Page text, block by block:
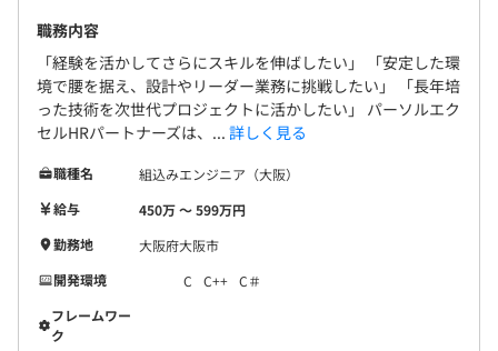
職務内容
「経験を活かしてさらにスキルを伸ばしたい」 「安定した環
境で腰を据え、設計やリーダー業務に挑戦したい」 「長年培
った技術を次世代プロジェクトに活かしたい」 パーソルエク
セルHRパートナーズは、... 詳しく見る
職種名
組込みエンジニア（大阪）
給与
450万 〜 599万円
勤務地
大阪府大阪市
開発環境
C C++ C＃
フレームワー
ク